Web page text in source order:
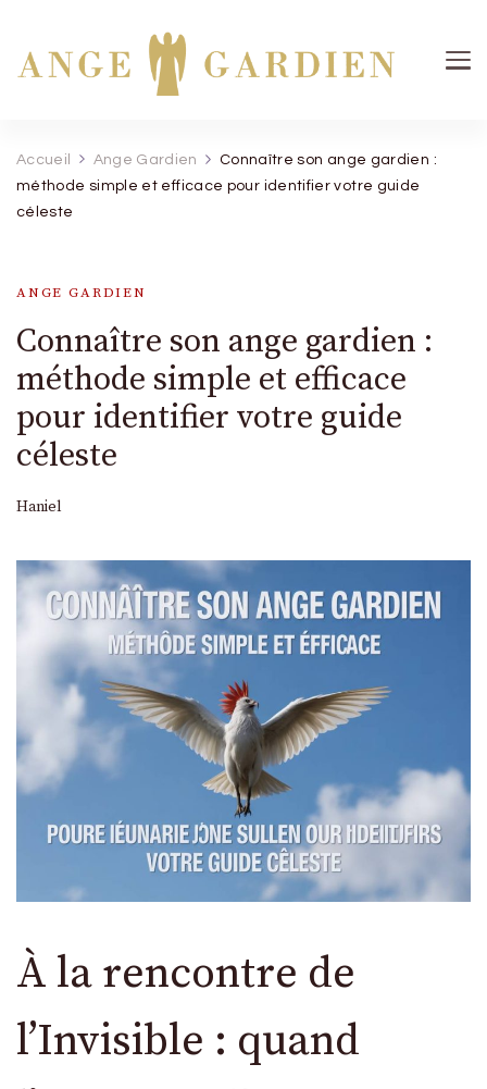
Accueil Ange Gardien
Connaître son ange gardien :
méthode simple et efficace pour identifier votre guide
céleste
ANGE GARDIEN
Connaître son ange gardien :
méthode simple et efficace
pour identifier votre guide
céleste
Haniel
À la rencontre de
l’Invisible : quand